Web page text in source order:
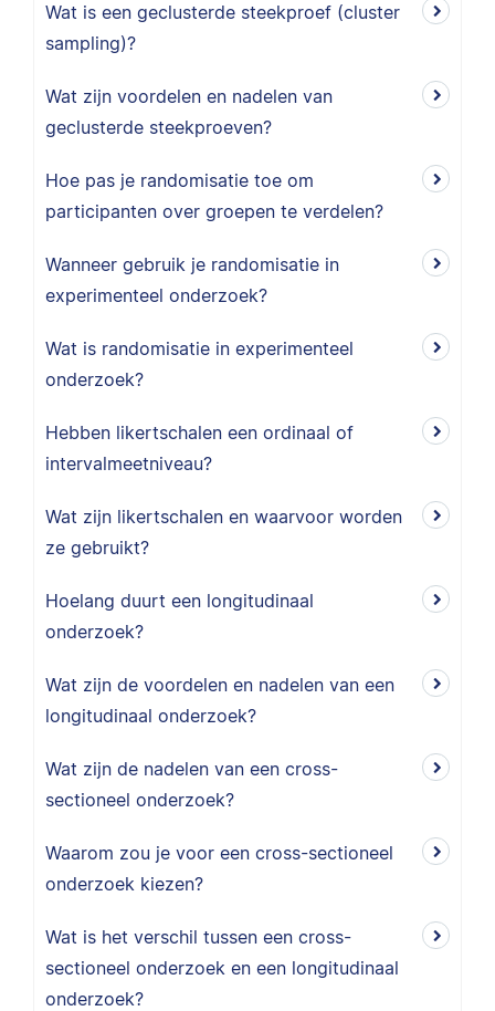
Wat is een geclusterde steekproef (cluster
sampling)?
Wat zijn voordelen en nadelen van
geclusterde steekproeven?
Hoe pas je randomisatie toe om
participanten over groepen te verdelen?
Wanneer gebruik je randomisatie in
experimenteel onderzoek?
Wat is randomisatie in experimenteel
onderzoek?
Hebben likertschalen een ordinaal of
intervalmeetniveau?
Wat zijn likertschalen en waarvoor worden
ze gebruikt?
Hoelang duurt een longitudinaal
onderzoek?
Wat zijn de voordelen en nadelen van een
longitudinaal onderzoek?
Wat zijn de nadelen van een cross-
sectioneel onderzoek?
Waarom zou je voor een cross-sectioneel
onderzoek kiezen?
Wat is het verschil tussen een cross-
sectioneel onderzoek en een longitudinaal
onderzoek?